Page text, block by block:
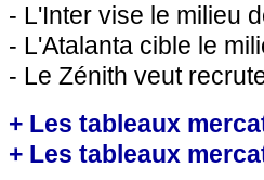
- L'Inter vise le milieu
- L'Atalanta cible le
- Le Zénith veut
+ Les tableaux
+ Les tableaux